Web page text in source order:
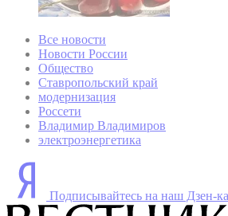
Все новости
Новости России
Общество
Ставропольский край
модернизация
Россети
Владимир Владимиров
электроэнергетика
Подписывайтесь на наш Дзен-